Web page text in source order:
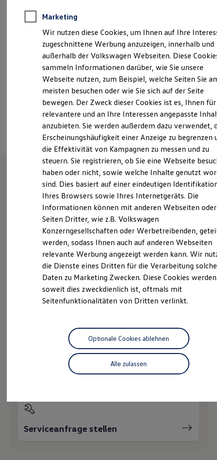
Elektroautos
ID. Tutorials
Elektrofahrzeugkonzepte
Reichweite
Reichweite der ID. Modelle
Reichweite im Winter
Laden
Laden unterwegs
Laden Zuhause
Ladestationen finden
Ladezeitensimulator
Batterie
Sicherheit
Garantie und Lebensdauer
Nachhaltigkeit
Technologie
Kosten und Kauf
Verbrauchskosten
Kaufoptionen
E-Auto-Förderung
Software und Konnektivität
ID. Software Versionen und Updates
Digitale Extras
Schnittstellen zu Ihrem ID.
Hybridautos
Marke und Erlebnis
Volkswagen R und R Experience
R-Modelle
Driving Experience
Volkswagen entdecken
Lifestyle Shop
T-Roc Kollektion
Golf Kollektion
ID. Kollektion
Volkswagen Kollektion
R-Kollektion
Besitzer und Service
myVolkswagen
Software Updates
info@feicht.de
Montag
Sonntag
Geschlossen
Ansprechpartner
Wie können wir
Ihnen weiterhelfen?
Probefahrt vereinbaren
Servicetermin buchen
Serviceanfrage stellen
Marketing
Wir nutzen diese Cookies, um Ihnen auf Ihre
zugeschnittene Werbung anzuzeigen, innerhalb und
außerhalb der Volkswagen Webseiten. Diese
sammeln Informationen darüber, wie Sie unsere
Webseite nutzen, zum Beispiel, welche Seiten Sie
meisten besuchen oder wie Sie sich auf der Seite
bewegen. Der Zweck dieser Cookies ist es, Ihnen für
relevantere und an Ihre Interessen angepasste
anzubieten. Sie werden außerdem dazu verwendet,
Erscheinungshäufigkeit einer Anzeige zu begrenzen
die Effektivität von Kampagnen zu messen und zu
steuern. Sie registrieren, ob Sie eine Webseite
haben oder nicht, sowie welche Inhalte genutzt
sind. Dies basiert auf einer eindeutigen
Ihres Browsers sowie Ihres Internetgeräts. Die
Informationen können mit anderen Webseiten oder
Seiten Dritter, wie z.B. Volkswagen
Konzerngesellschaften oder Werbetreibenden,
werden, sodass Ihnen auch auf anderen Webseiten
relevante Werbung angezeigt werden kann. Wir
die Dienste eines Dritten für die Verarbeitung
Daten zu Marketing Zwecken. Diese Cookies
soweit dies zweckdienlich ist, oftmals mit
Seitenfunktionalitäten von Dritten verlinkt.
Alle zulassen
Optionale Cookies ablehnen